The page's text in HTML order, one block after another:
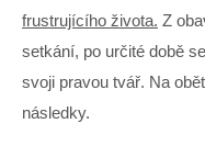
frustrujícího života. Z
setkání, po určité době
svoji pravou tvář. Na
následky.